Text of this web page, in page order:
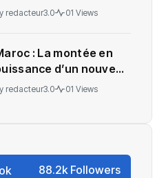
de Wadagni
redacteur3.0 01 Views
: La montée en
d’un nouveau
névralgique de
redacteur3.0 01 Views
88.2k Followers